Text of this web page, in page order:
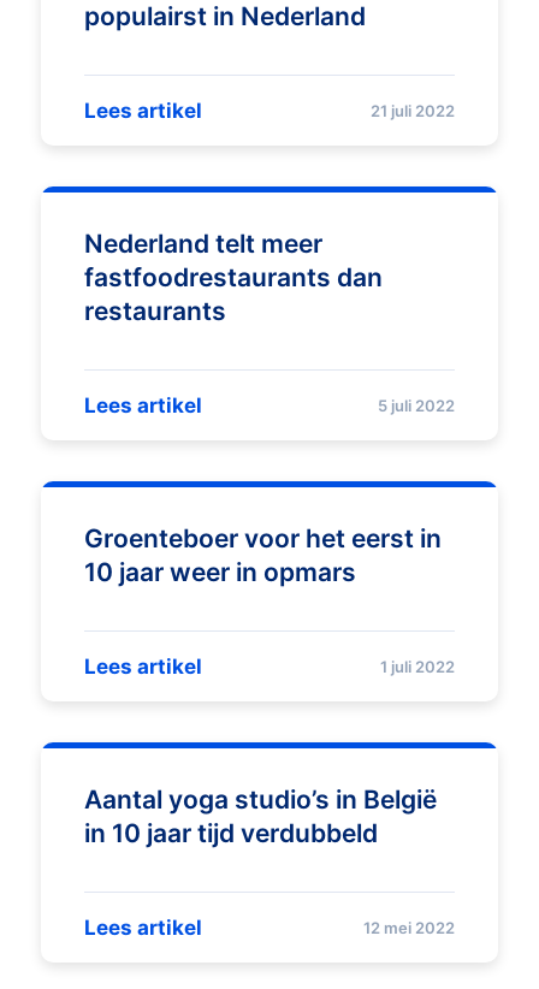
populairst in Nederland
Lees artikel 21 juli 2022
Nederland telt meer
fastfoodrestaurants dan
restaurants
Lees artikel 5 juli 2022
Groenteboer voor het eerst in
10 jaar weer in opmars
Lees artikel 1 juli 2022
Aantal yoga studio’s in België
in 10 jaar tijd verdubbeld
Lees artikel 12 mei 2022